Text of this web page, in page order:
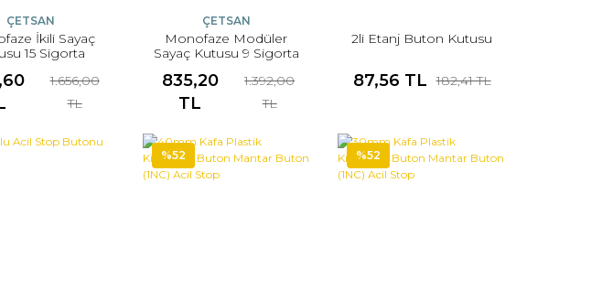
ÇETSAN
İkili Sayaç
15 Sigorta
1.656,00
TL
ÇETSAN
Monofaze Modüler
Sayaç Kutusu 9 Sigorta
835,20
TL
1.392,00
TL
2li Etanj Buton Kutusu
87,56 TL 182,41 TL
%52 %52